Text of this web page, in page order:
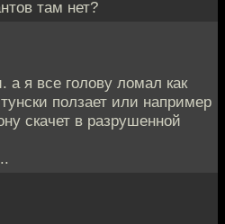
там нет?
а я все голову ломал как
ползает или например
скачет в разрушенной